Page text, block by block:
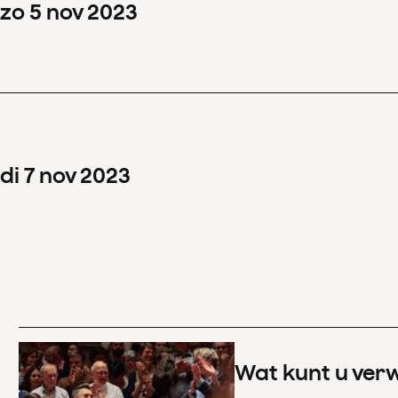
zo5 nov2023
di 7 nov2023
Wat kunt u